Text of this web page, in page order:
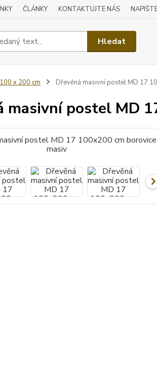
ČLÁNKY KONTAKTUJTE NÁS
Hledat
x 200 cm Dřevěná masivní postel MD 17
masivní postel MD